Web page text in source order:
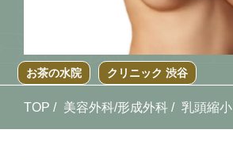
お茶の水院 クリニック 渋谷
TOP 美容外科/形成外科 乳頭縮小